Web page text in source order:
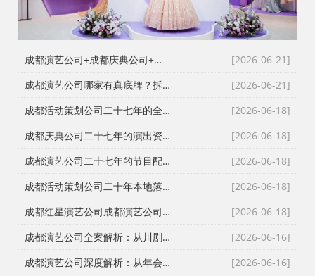
[2026-06-21]
成都演艺公司+成都庆典公司+成都节目演出：成都活动执行公司不会告诉你的节目编排门道
[2026-06-21]
成都演艺公司哪家有真底牌？拆解成都节目表演背后的设备与人员调度暗坑
[2026-06-18]
成都活动策划公司二十七年的全域服务半径：从武侯区到甘孜州的演出资源调度
[2026-06-18]
成都庆典公司二十七年的演出资源清单：从模特礼仪到舞龙舞狮的选配逻辑
[2026-06-18]
成都演艺公司二十七年的节目配置笔记：从魔术变脸到泡泡秀的落地适配
[2026-06-18]
成都活动策划公司二十年本地落地笔记：从红星商贸到自有工厂的舞台搭建逻辑
[2026-06-18]
成都红星演艺公司成都演艺公司、成都商演公司、成都演出公司、成都庆典演艺公司，迎宾小提琴、军乐、舞狮打造大气成都节目表演
[2026-06-16]
成都演艺公司全案解析：从川剧变脸到乐队商演，一站式演出团队如何撑起整场活动？
[2026-06-16]
成都演艺公司深度解析：从年会舞蹈商演到车展礼仪模特，如何组队才能不翻车？